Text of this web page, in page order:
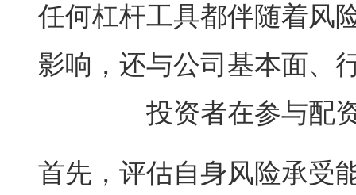
任何杠杆工具都伴随着风
影响，还与公司基本面、
投资者在参与配
首先，评估自身风险承受